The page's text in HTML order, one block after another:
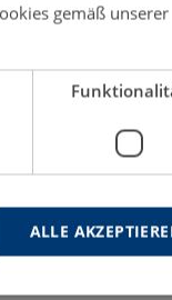
Hauptmann
gemäß unserer
ALLE